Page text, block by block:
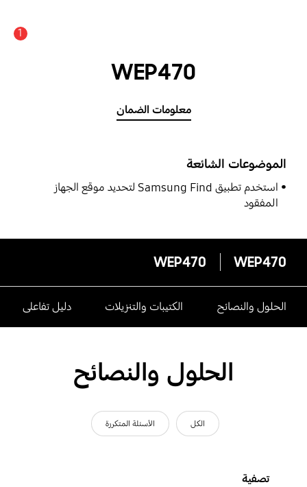
1
WEP470
معلومات الضمان
الموضوعات الشائعة
استخدم تطبيق Samsung Find لتحديد موقع الجهاز
المفقود
WEP470
WEP470
الحلول والنصائح الكتيبات والتنزيلات دليل تفاعلى
الحلول والنصائح
الكل الأسئلة المتكررة
تصفية